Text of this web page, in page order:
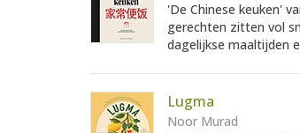
'De Chinese keuken'
gerechten zitten vol
dagelijkse maaltijden
Lugma
Noor Murad